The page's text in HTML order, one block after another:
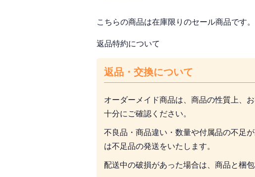
こちらの商品は在庫限りのセール商品です。
返品特約について
返品・交換について
オーダーメイド商品は、商品の性質上、
十分にご確認ください。
不良品・商品違い・数量や付属品の不足
は不足品の発送をいたします。
配送中の破損があった場合は、商品と梱